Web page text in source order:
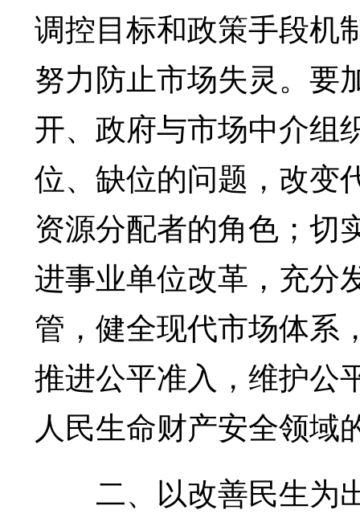
调控目标和政策手段机
努力防止市场失灵。要
开、政府与市场中介组
位、缺位的问题，改变
资源分配者的角色；切
进事业单位改革，充分
管，健全现代市场体系
推进公平准入，维护公
人民生命财产安全领域
二、以改善民生为